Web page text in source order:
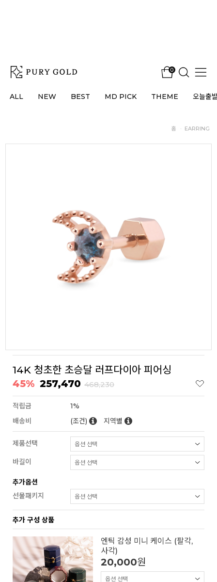
0
ALL NEW BEST MD PICK THEME 오늘출
홈 · EARRING
14K 청초한 초승달 러프다이아 피어싱
45% 257,470 468,230
적립금
1%
배송비
(조건) 지역별
제품선택
바길이
추가옵션
선물패키지
추가 구성 상품
엔틱 감성 미니 케이스 (팔각,
사각)
20,000원